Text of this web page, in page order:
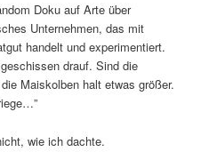
Doku auf Arte über
Unternehmen, das mit
handelt und experimentiert.
drauf. Sind die
Maiskolben halt etwas größer.
wie ich dachte.